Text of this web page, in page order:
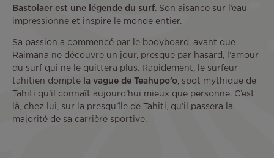
Bastolaer est une légende du surf. Son aisance sur l’eau
impressionne et inspire le monde entier.
Sa passion a commencé par le bodyboard, avant que
Raimana ne découvre un jour, presque par hasard, l’amour
du surf qui ne le quittera plus. Rapidement, le surfeur
tahitien dompte
la vague de Teahupo’o , spot mythique de
Tahiti qu’il connaît aujourd’hui mieux que personne. C’est
là, chez lui, sur la presqu’île de Tahiti, qu’il passera la
majorité de sa carrière sportive.